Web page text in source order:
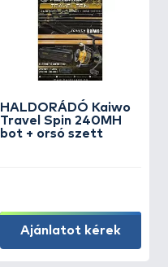
HALDORÁDÓ Kaiwo
Travel Spin 240MH
bot + orsó szett
Ajánlatot kérek